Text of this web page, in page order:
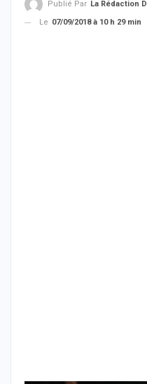
Publié Par La Rédaction De THIEYSENEGAL.com
Le 07/09/2018 à 10 h 29 min